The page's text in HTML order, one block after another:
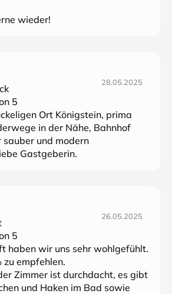
wieder!
28.05.2025
5
Ort Königstein, prima
in der Nähe, Bahnhof
sauber und modern
Gastgeberin.
26.05.2025
5
haben wir uns sehr wohlgefühlt.
zu empfehlen.
Zimmer ist durchdacht, es gibt
und Haken im Bad sowie